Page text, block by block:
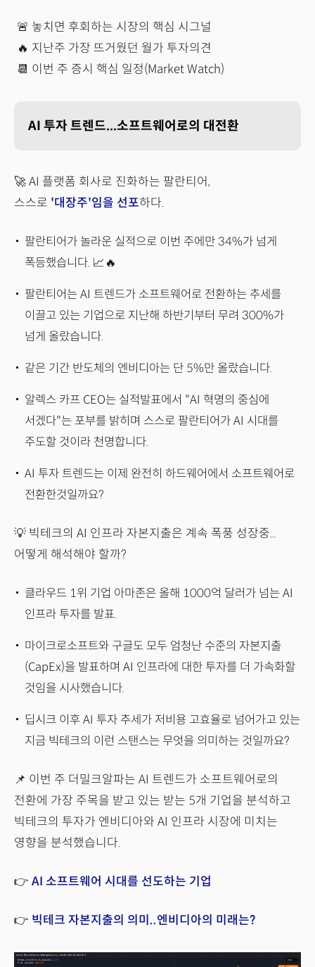
🚨 놓치면 후회하는 시장의 핵심 시그널
🔥 지난주 가장 뜨거웠던 월가 투자의견
📆 이번 주 증시 핵심 일정(Market Watch)
AI 투자 트렌드...소프트웨어로의 대전환
🚀 AI 플랫폼 회사로 진화하는 팔란티어,
스스로 '대장주'임을 선포하다.
팔란티어가 놀라운 실적으로 이번 주에만 34%가 넘게
폭등했습니다. 📈🔥
팔란티어는 AI 트렌드가 소프트웨어로 전환하는 추세를
이끌고 있는 기업으로 지난해 하반기부터 무려 300%가
넘게 올랐습니다.
같은 기간 반도체의 엔비디아는 단 5%만 올랐습니다.
알렉스 카프 CEO는 실적발표에서 "AI 혁명의 중심에
서겠다"는 포부를 밝히며 스스로 팔란티어가 AI 시대를
주도할 것이라 천명합니다.
AI 투자 트렌드는 이제 완전히 하드웨어에서 소프트웨어로
전환한것일까요?
💡 빅테크의 AI 인프라 자본지출은 계속 폭풍 성장중...
어떻게 해석해야 할까?
클라우드 1위 기업 아마존은 올해 1000억 달러가 넘는 AI
인프라 투자를 발표.
마이크로소프트와 구글도 모두 엄청난 수준의 자본지출
(CapEx)을 발표하며 AI 인프라에 대한 투자를 더 가속화할
것임을 시사했습니다.
딥시크 이후 AI 투자 추세가 저비용 고효율로 넘어가고 있는
지금 빅테크의 이런 스탠스는 무엇을 의미하는 것일까요?
📌 이번 주 더밀크알파는 AI 트렌드가 소프트웨어로의
전환에 가장 주목을 받고 있는 받는 5개 기업을 분석하고
빅테크의 투자가 엔비디아와 AI 인프라 시장에 미치는
영향을 분석했습니다.
👉 AI 소프트웨어 시대를 선도하는 기업
👉 빅테크 자본지출의 의미..엔비디아의 미래는?